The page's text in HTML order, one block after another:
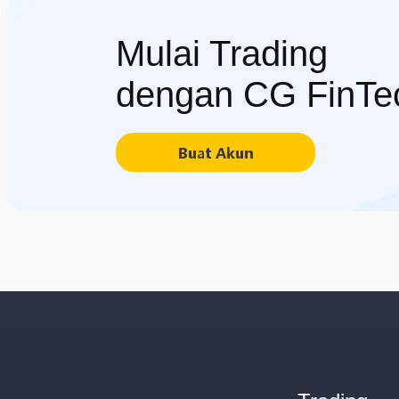
Mulai Trading
dengan CG
Buat Akun